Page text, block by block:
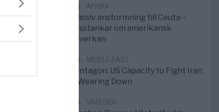
3/8 AFRIKA
Massiv anstormning till Ceuta –
Misstankar om amerikansk
påverkan
2/8 MIDDLE EAST
Pentagon: US Capacity to Fight Iran
is Wearing Down
1/8 VÄRLDEN